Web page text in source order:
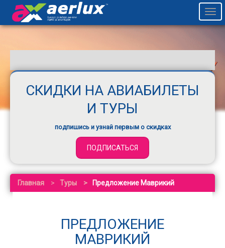
СКИДКИ НА АВИАБИЛЕТЫ
И ТУРЫ
подпишись и узнай первым о скидках
ПОДПИСАТЬСЯ
Главная Туры Предложение Маврикий
ПРЕДЛОЖЕНИЕ
МАВРИКИЙ